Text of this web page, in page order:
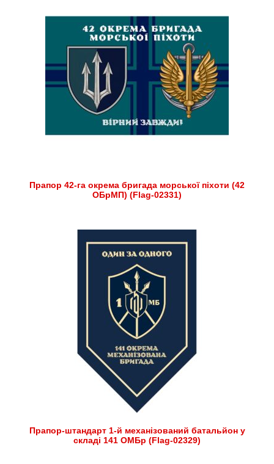
Прапор 42-га окрема бригада морської піхоти (42
ОБрМП) (Flag-02331)
Прапор-штандарт 1-й механізований батальйон у
складі 141 ОМБр (Flag-02329)